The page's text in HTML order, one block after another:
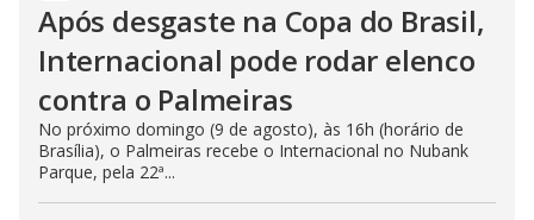
Após desgaste na Copa do Brasil,
Internacional pode rodar elenco
contra o Palmeiras
No próximo domingo (9 de agosto), às 16h (horário de
Brasília), o Palmeiras recebe o Internacional no Nubank
Parque, pela 22ª...